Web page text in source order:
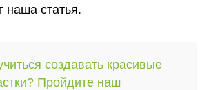
наша статья.
создавать красивые
Пройдите наш